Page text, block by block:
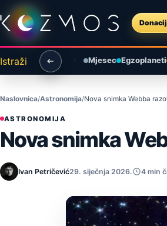
Preskoči na sadržaj
Istraži Mjesec Egzoplaneti
Naslovnica Astronomija Nova snimka Webba
ASTRONOMIJA
Nova snimka
Ivan Petričević29. siječnja 2026. 4 min